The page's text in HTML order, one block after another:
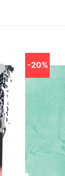
-20%